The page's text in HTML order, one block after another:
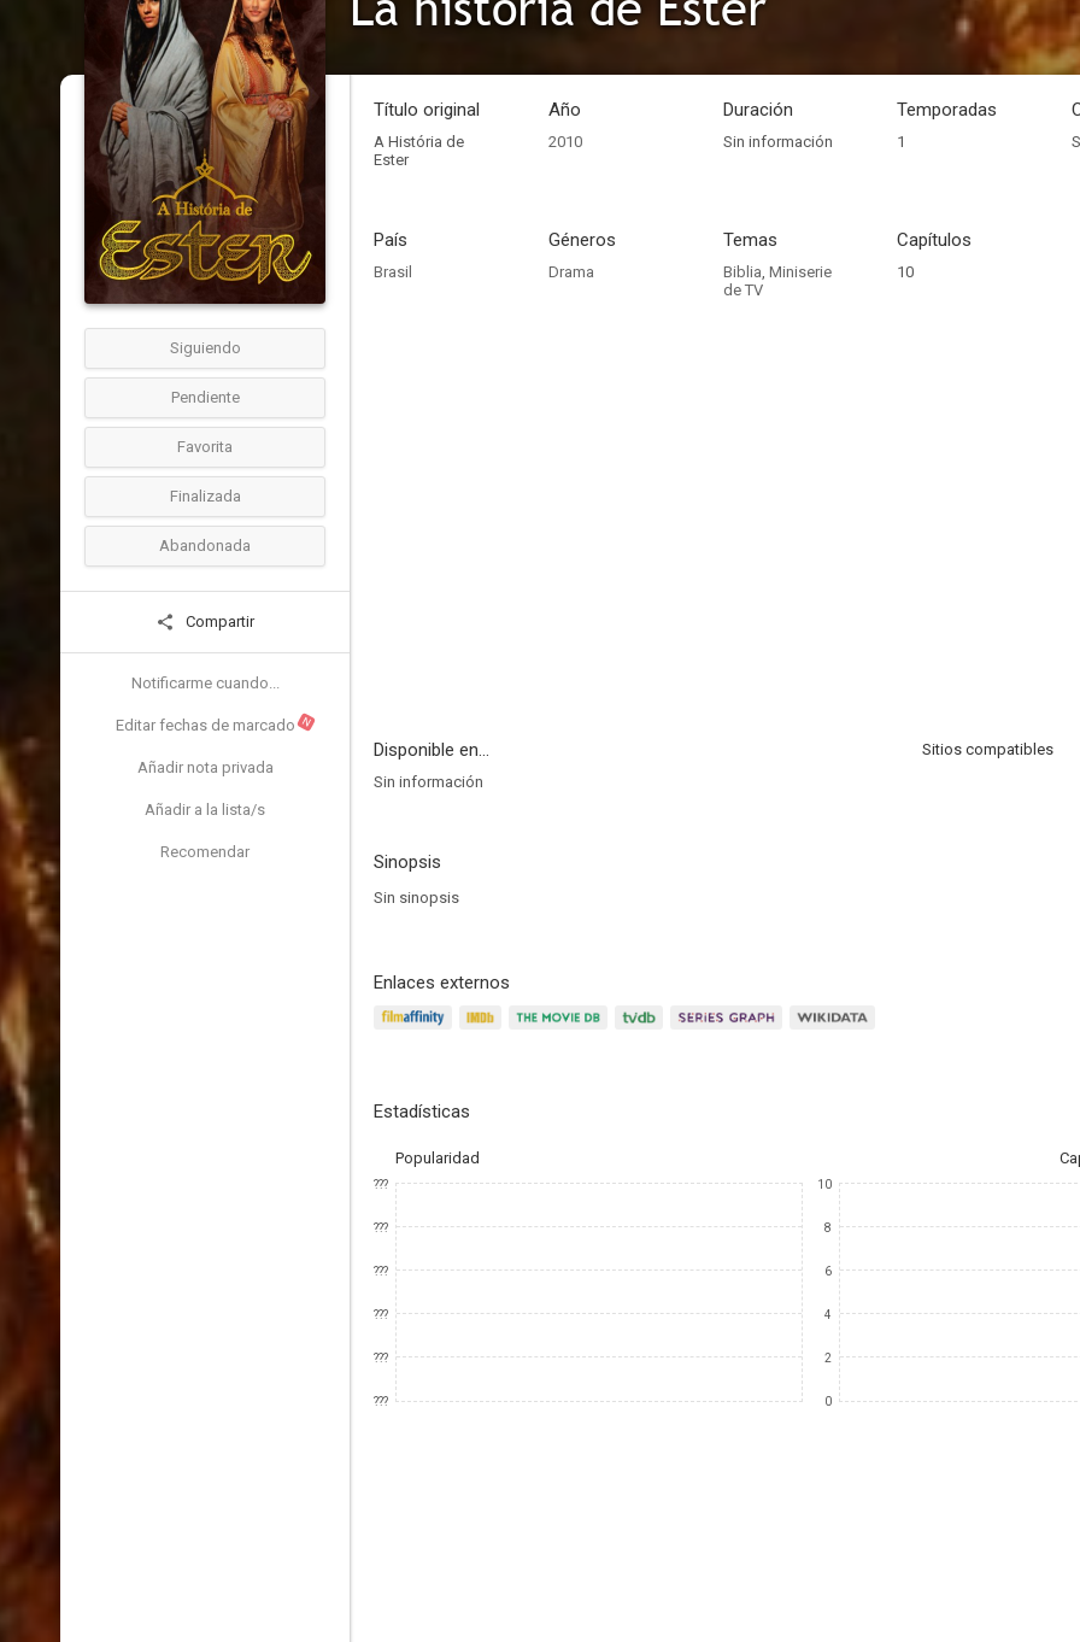
Siguiendo
Pendiente
Favorita
Finalizada
Abandonada
Compartir
Notificarme cuando...
Editar fechas de marcado N
Añadir nota privada
Añadir a la lista/s
Recomendar
Título original
A História de
Ester
Año
2010
Duración
Sin información
Temporadas
1
País
Brasil
Géneros
Drama
Temas
Biblia, Miniserie
de TV
Capítulos
10
Disponible en...
Sitios compatibles
Sin información
Sinopsis
Sin sinopsis
Enlaces externos
Estadísticas
Popularidad
???
???
???
???
???
???
10
8
6
4
2
0